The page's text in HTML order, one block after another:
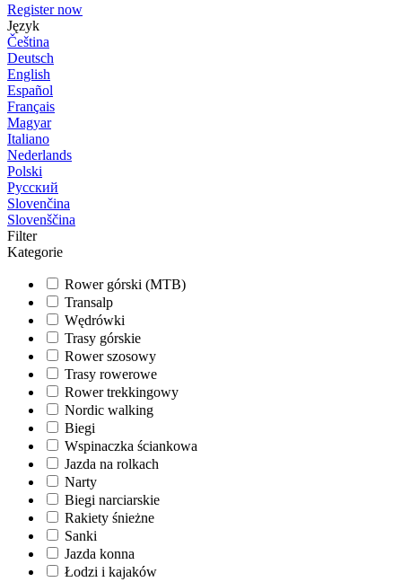
Register now
Język
Čeština
Deutsch
English
Español
Français
Magyar
Italiano
Nederlands
Polski
Русский
Slovenčina
Slovenščina
Filter
Kategorie
Rower górski (MTB)
Transalp
Wędrówki
Trasy górskie
Rower szosowy
Trasy rowerowe
Rower trekkingowy
Nordic walking
Biegi
Wspinaczka ściankowa
Jazda na rolkach
Narty
Biegi narciarskie
Rakiety śnieżne
Sanki
Jazda konna
Łodzi i kajaków